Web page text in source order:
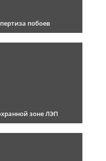
побоев
зоне ЛЭП